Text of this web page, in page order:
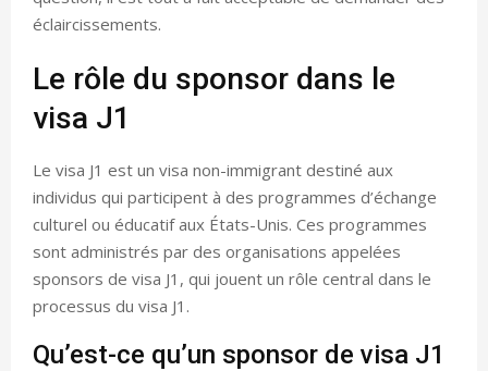
éclaircissements.
Le rôle du sponsor dans le
visa J1
Le visa J1 est un visa non-immigrant destiné aux
individus qui participent à des programmes d’échange
culturel ou éducatif aux États-Unis. Ces programmes
sont administrés par des organisations appelées
sponsors de visa J1, qui jouent un rôle central dans le
processus du visa J1.
Qu’est-ce qu’un sponsor de visa J1